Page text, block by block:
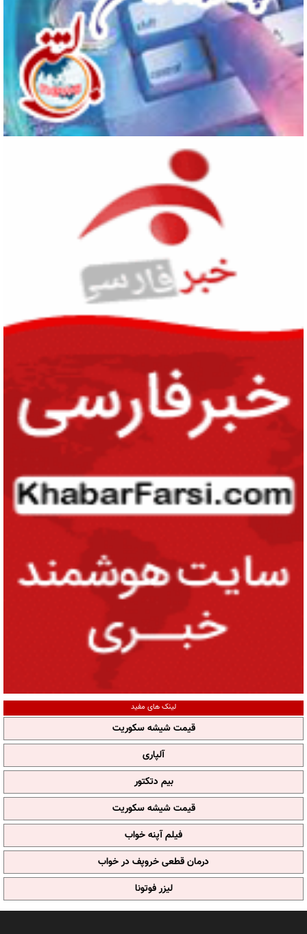
لینک های مفید
قیمت شیشه سکوریت
آلپاری
بیم دتکتور
قیمت شیشه سکوریت
فیلم آپنه خواب
درمان قطعی خروپف در خواب
لیزر فوتونا